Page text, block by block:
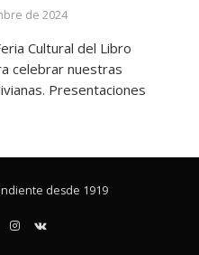
de 2024
Cultural del Libro
celebrar nuestras
Presentaciones
desde 1919